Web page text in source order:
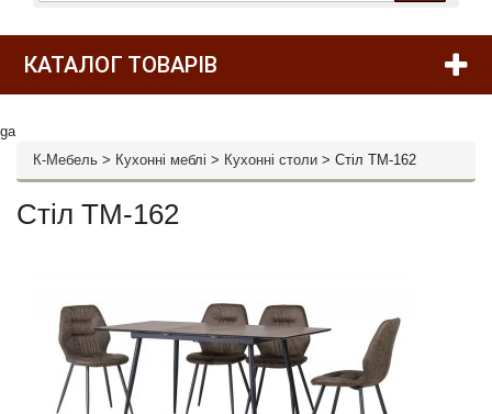
КАТАЛОГ ТОВАРІВ
ga
К-Мебель > Кухонні меблі > Кухонні столи > Стіл TM-162
Стіл TM-162